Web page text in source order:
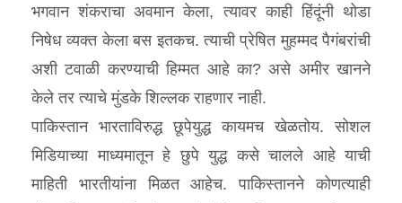
भगवान शंकराचा अवमान केला, त्यावर काही हिंदूंनी थोडा
निषेध व्यक्त केला बस इतकच. त्याची प्रेषित मुहम्मद पैगंबरांची
अशी टवाळी करण्याची हिम्मत आहे का? असे अमीर खानने
केले तर त्याचे मुंडके शिल्लक राहणार नाही.
पाकिस्तान भारताविरुद्ध छूपेयुद्ध कायमच खेळतोय. सोशल
मिडियाच्या माध्यमातून हे छुपे युद्ध कसे चालले आहे याची
माहिती भारतीयांना मिळत आहेच. पाकिस्तानने कोणत्याही